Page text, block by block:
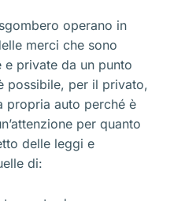
operano in
merci che sono
e private da un punto
possibile, per il privato,
propria auto perché è
per quanto
delle leggi e
di: